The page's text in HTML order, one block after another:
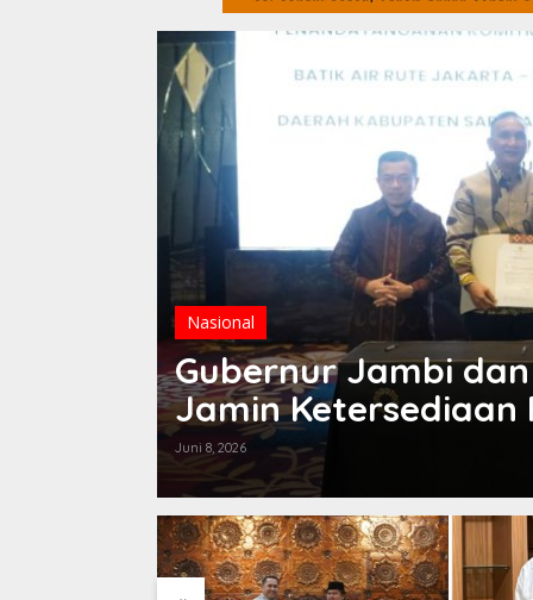
Nasional
Gubernur Jambi
Jamin Ketersediaan
Air
Juni 8, 2026